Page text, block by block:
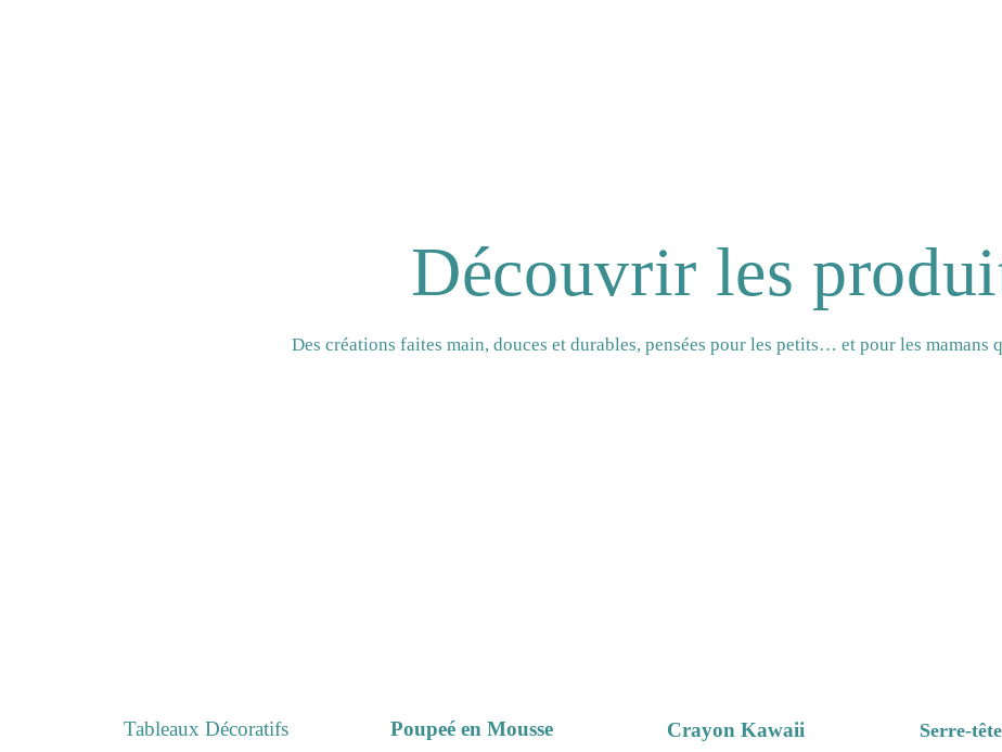
Découvrir les
Des créations faites main, douces et durables, pensées pour les petits… et pour les mamans
Tableaux Décoratifs Poupeé en Mousse Crayon Kawaii Serre-